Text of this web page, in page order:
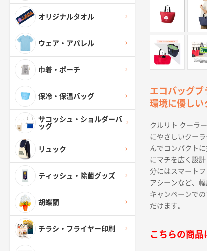
オリジナルタオル
ウェア・アパレル
巾着・ポーチ
保冷・保温バッグ
サコッシュ・ショルダーバ
ッグ
リュック
ティッシュ・除菌グッズ
胡蝶蘭
チラシ・フライヤー印刷
エコバッグブ
環境に優しい
クルリト クーラ
にやさしいクー
んでコンパクト
にマチを広く設
分にはスマート
アシーンなど、
キャンペーンで
だけます。
こちらの商品